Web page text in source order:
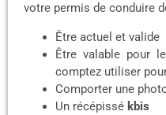
votre permis de conduire
Être actuel et valide
Être valable pour le
comptez utiliser
Comporter une
Un récépissé kbis